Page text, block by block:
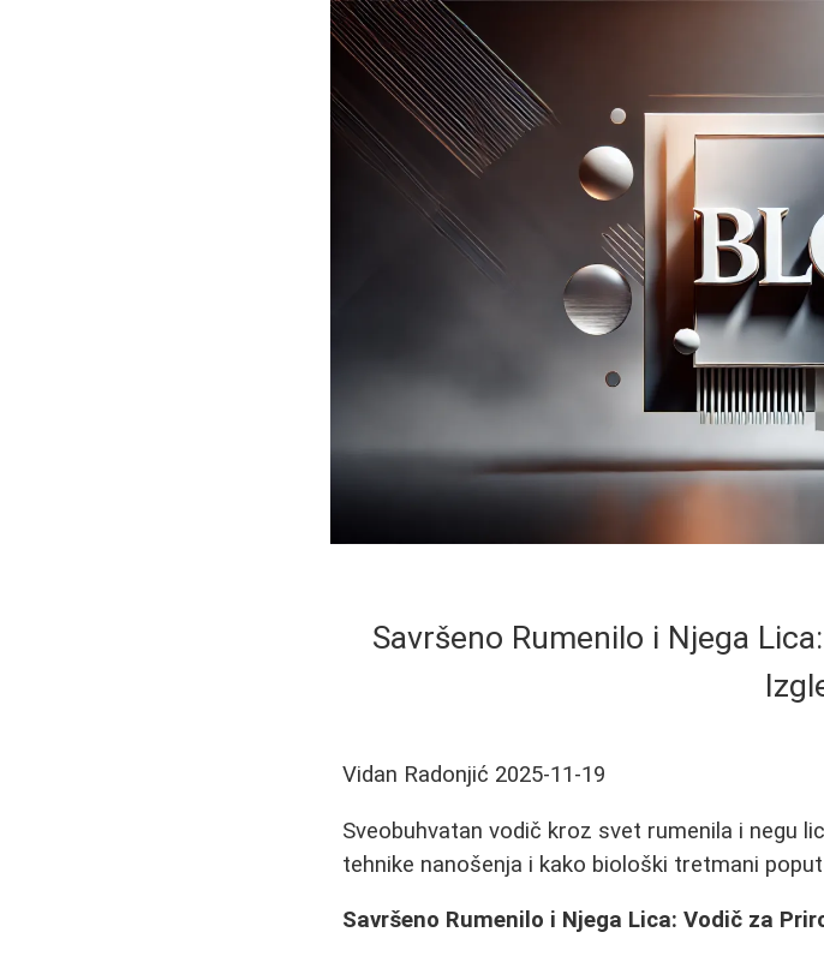
Savršeno Rumenilo i Njega
Vidan Radonjić 2025-11-19
Sveobuhvatan vodič kroz svet rumenila i negu
tehnike nanošenja i kako biološki tretmani
Savršeno Rumenilo i Njega Lica: Vodič za